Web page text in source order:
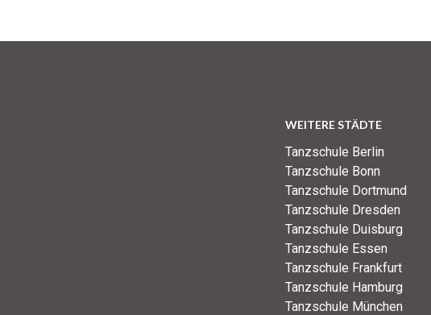
WEITERE STÄDTE
Tanzschule Berlin
Tanzschule Bonn
Tanzschule Dortmund
Tanzschule Dresden
Tanzschule Duisburg
Tanzschule Essen
Tanzschule Frankfurt
Tanzschule Hamburg
Tanzschule München